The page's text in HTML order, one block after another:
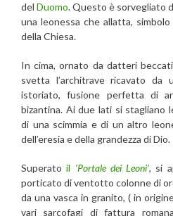
del Duomo. Questo è sorvegliato
una leonessa che allatta,
della Chiesa.
In cima, ornato da datteri
svetta l’architrave ricavato da
istoriato, fusione perfetta di
bizantina. Ai due lati si stagliano
di una scimmia e di un altro
dell’eresia e della grandezza di Dio.
Superatoil ‘Portale dei Leoni’, si
porticato di ventotto colonne di
da una vasca in granito, ( in
vari sarcofagi di fattura